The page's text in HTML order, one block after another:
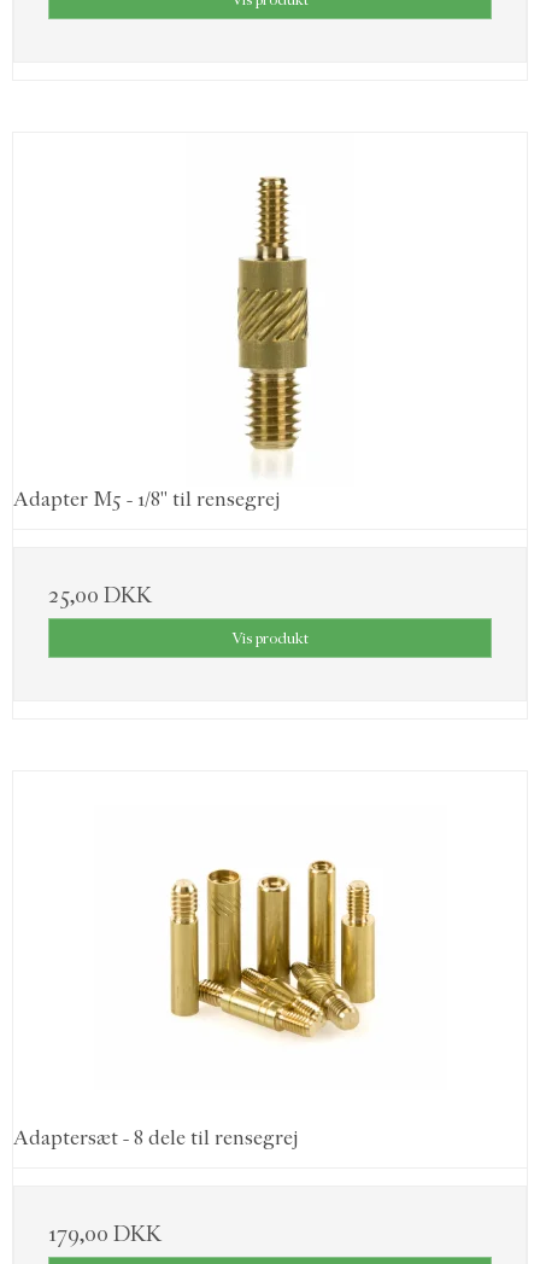
Adapter M5 - 1/8" til rensegrej
25,00 DKK
Vis produkt
Adaptersæt - 8 dele til rensegrej
179,00 DKK